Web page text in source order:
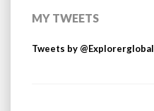
MY TWEETS
Tweets by @Explorerglobal